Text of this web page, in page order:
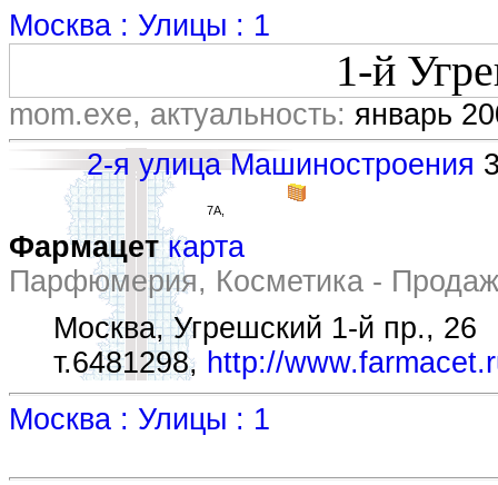
Москва : Улицы : 1
1-й
mom.exe, актуальность: январь
2-я улица Машиностроения
7А,
Фармацет карта
Парфюмерия, Косметика -
Москва, Угрешский 1-й пр., 26
т.6481298, http://
Москва : Улицы : 1